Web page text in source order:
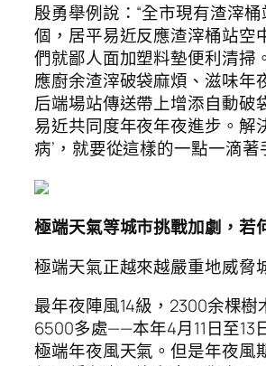
殷勇舉例說：“全市現有渣滓
個，居平易近反應渣滓桶站空
們就鄙人面加塑料墊便利清掃
應廚余渣滓破袋麻煩、滋味年
后端場站傳送帶上增添自動破
易近共同度年夜年夜進步。解
病’，就要從這樣的一點一滴著
極端天氣等城市挑戰加劇，若
極端天氣正越來越嚴重地威脅
最年夜陣風14級，2300余棵樹
6500多處——本年4月11日至13
極端年夜風天氣。但是年夜風